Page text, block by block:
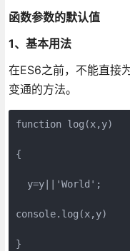
函数参数的默认值
1、基本用法
在ES6之前，不能直接
变通的方法。
function log(x,y)
{
  y=y||'World';
console.log(x,y)
}